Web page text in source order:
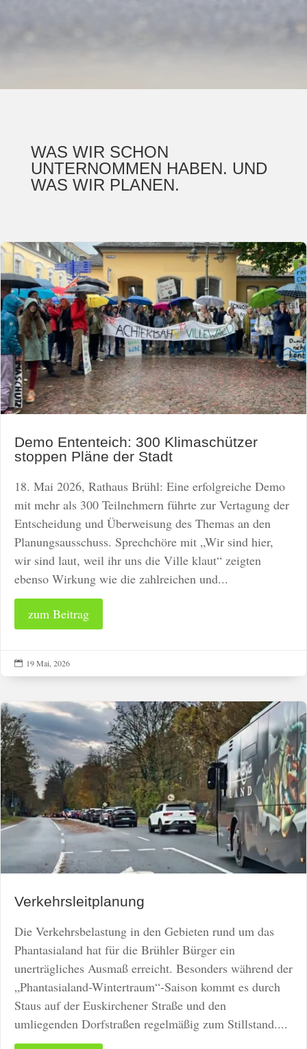
WAS WIR SCHON
UNTERNOMMEN HABEN. UND
WAS WIR PLANEN.
Demo Ententeich: 300 Klimaschützer
stoppen Pläne der Stadt
18. Mai 2026, Rathaus Brühl: Eine erfolgreiche Demo
mit mehr als 300 Teilnehmern führte zur Vertagung der
Entscheidung und Überweisung des Themas an den
Planungsausschuss. Sprechchöre mit „Wir sind hier,
wir sind laut, weil ihr uns die Ville klaut“ zeigten
ebenso Wirkung wie die zahlreichen und...
zum Beitrag
 19 Mai, 2026
Verkehrsleitplanung
Die Verkehrsbelastung in den Gebieten rund um das
Phantasialand hat für die Brühler Bürger ein
unerträgliches Ausmaß erreicht. Besonders während der
„Phantasialand-Wintertraum“-Saison kommt es durch
Staus auf der Euskirchener Straße und den
umliegenden Dorfstraßen regelmäßig zum Stillstand....